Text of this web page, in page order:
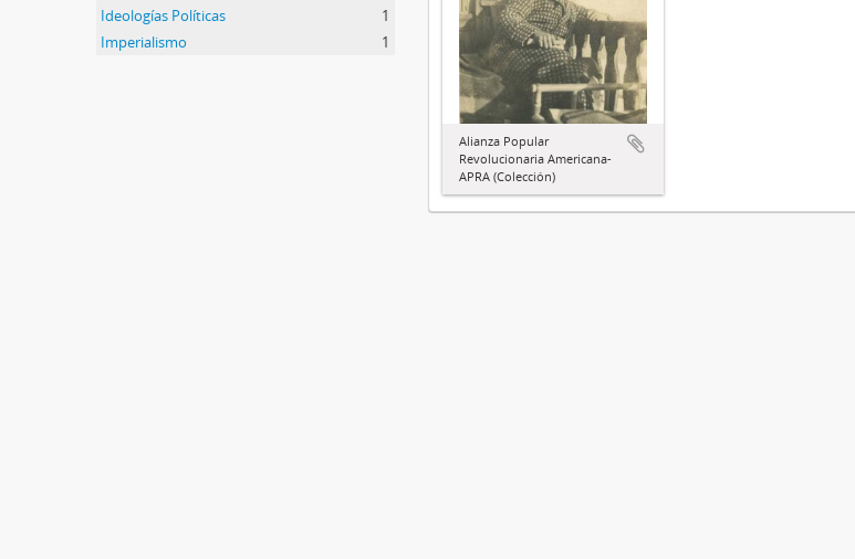
Ideologías Políticas
1
Imperialismo
1
Alianza Popular
Revolucionaria Americana-
APRA (Colección)